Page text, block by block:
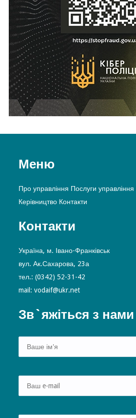
Меню
Про управління Послуги управління
Керівництво Контакти
Контакти
Україна, м. Івано-Франківськ
вул. Ак.Сахарова, 23а
тел.: (0342) 52-31-42
mail: vodaif@ukr.net
Зв`яжіться з нами